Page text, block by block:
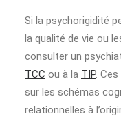
Si la psychorigidité
la qualité de vie ou
consulter un
TCC ou à la TIP.
sur les schémas
relationnelles à